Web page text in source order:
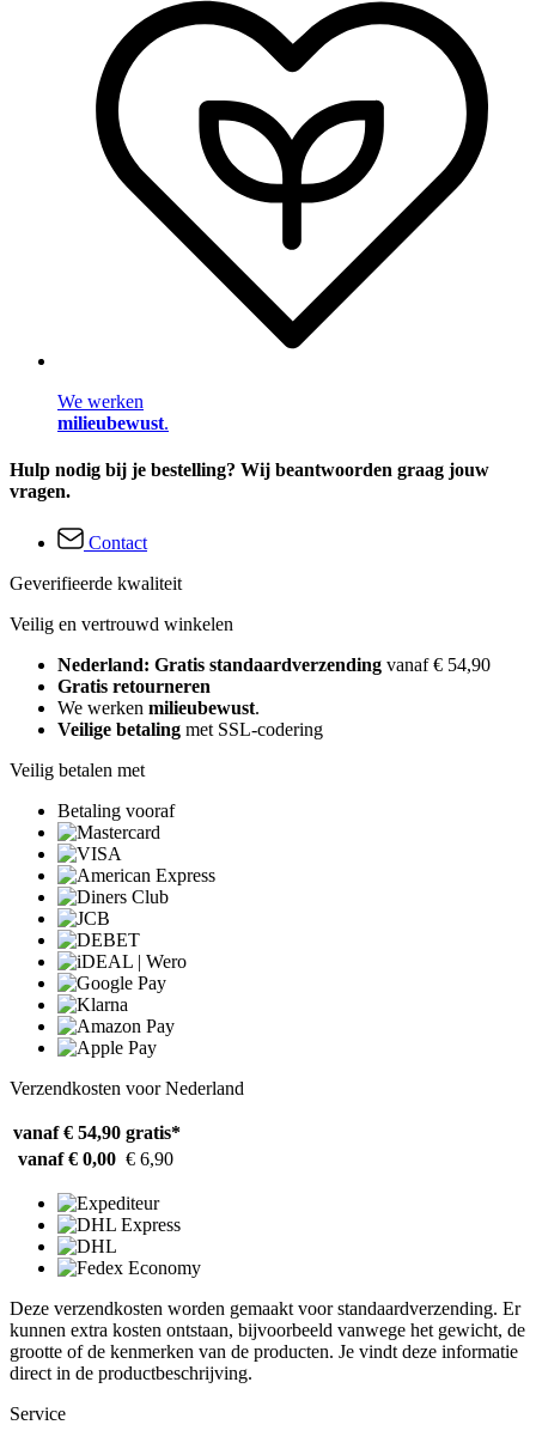
We werken
milieubewust.
Hulp nodig bij je bestelling? Wij beantwoorden graag jouw
vragen.
Contact
Geverifieerde kwaliteit
Veilig en vertrouwd winkelen
Nederland: Gratis standaardverzending vanaf € 54,90
Gratis retourneren
We werken milieubewust.
Veilige betaling met SSL-codering
Veilig betalen met
Betaling vooraf
Verzendkosten voor Nederland
vanaf € 54,90 gratis*
vanaf € 0,00 € 6,90
Deze verzendkosten worden gemaakt voor standaardverzending. Er
kunnen extra kosten ontstaan, bijvoorbeeld vanwege het gewicht, de
grootte of de kenmerken van de producten. Je vindt deze informatie
direct in de productbeschrijving.
Service